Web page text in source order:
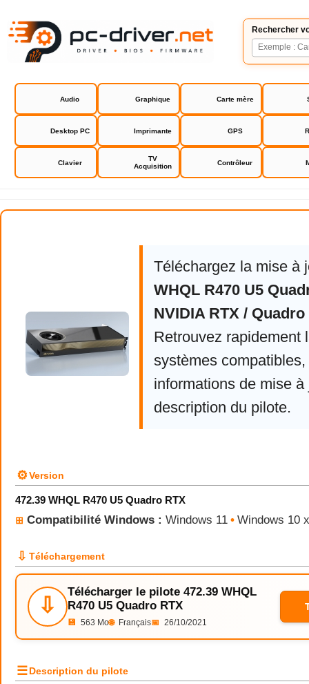
Rechercher
Audio Graphique Carte mère
Desktop PC Imprimante GPS
Clavier
TV
Acquisition
Contrôleur
NVIDIA RTX / Quadro Driver
Téléchargez la mise à
WHQL R470 U5
NVIDIA RTX /
Retrouvez rapidement
systèmes compatibles,
informations de mise à
description du pilote.
⚙Version
472.39 WHQL R470 U5 Quadro RTX
⊞ Compatibilité Windows : Windows 11 • Windows 10
⇩ Téléchargement
⇩
Télécharger le pilote 472.39 WHQL
R470 U5 Quadro RTX
💾 563 Mo🌐 Français📅 26/10/2021
☰Description du pilote